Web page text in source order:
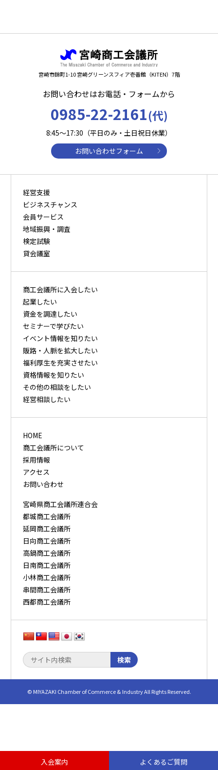
宮崎市錦町1-10 宮崎グリーンスフィア壱番館（KITEN）7階
お問い合わせはお電話・フォームから
0985-22-2161(代)
8:45～17:30（平日のみ・土日祝日休業）
お問い合わせフォーム
経営支援
ビジネスチャンス
会員サービス
地域振興・調査
検定試験
貸会議室
商⼯会議所に⼊会したい
起業したい
資⾦を調達したい
セミナーで学びたい
イベント情報を知りたい
販路・⼈脈を拡⼤したい
福利厚⽣を充実させたい
資格情報を知りたい
その他の相談をしたい
経営相談したい
HOME
商工会議所について
採用情報
アクセス
お問い合わせ
宮崎県商工会議所連合会
都城商工会議所
延岡商工会議所
日向商工会議所
高鍋商工会議所
日南商工会議所
小林商工会議所
串間商工会議所
西都商工会議所
検索
© MIYAZAKI Chamber of Commerce & Industry All Rights Reserved.
入会案内 よくあるご質問